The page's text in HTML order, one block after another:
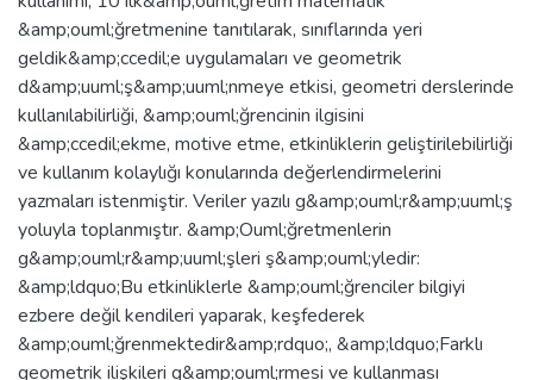
&amp;ouml;ğretmenine tanıtılarak, sınıflarında yeri
geldik&amp;ccedil;e uygulamaları ve geometrik
d&amp;uuml;ş&amp;uuml;nmeye etkisi, geometri derslerinde
kullanılabilirliği, &amp;ouml;ğrencinin ilgisini
&amp;ccedil;ekme, motive etme, etkinliklerin geliştirilebilirliği
ve kullanım kolaylığı konularında değerlendirmelerini
yazmaları istenmiştir. Veriler yazılı g&amp;ouml;r&amp;uuml;ş
yoluyla toplanmıştır. &amp;Ouml;ğretmenlerin
g&amp;ouml;r&amp;uuml;şleri ş&amp;ouml;yledir:
&amp;ldquo;Bu etkinliklerle &amp;ouml;ğrenciler bilgiyi
ezbere değil kendileri yaparak, keşfederek
&amp;ouml;ğrenmektedir&amp;rdquo;, &amp;ldquo;Farklı
geometrik ilişkileri g&amp;ouml;rmesi ve kullanması